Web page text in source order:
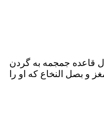
قاعده جمجمه به گردن
بصل‌ النخاع که او را